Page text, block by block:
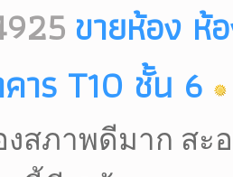
ขายห้อง ห้
าร T10 ชั้น 6
งสภาพดีมาก สะ